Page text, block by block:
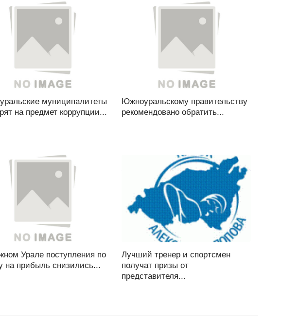
муниципалитеты
на предмет коррупции...
Южноуральскому правительству
рекомендовано обратить...
Урале поступления по
на прибыль снизились...
Лучший тренер и спортсмен
получат призы от
представителя...